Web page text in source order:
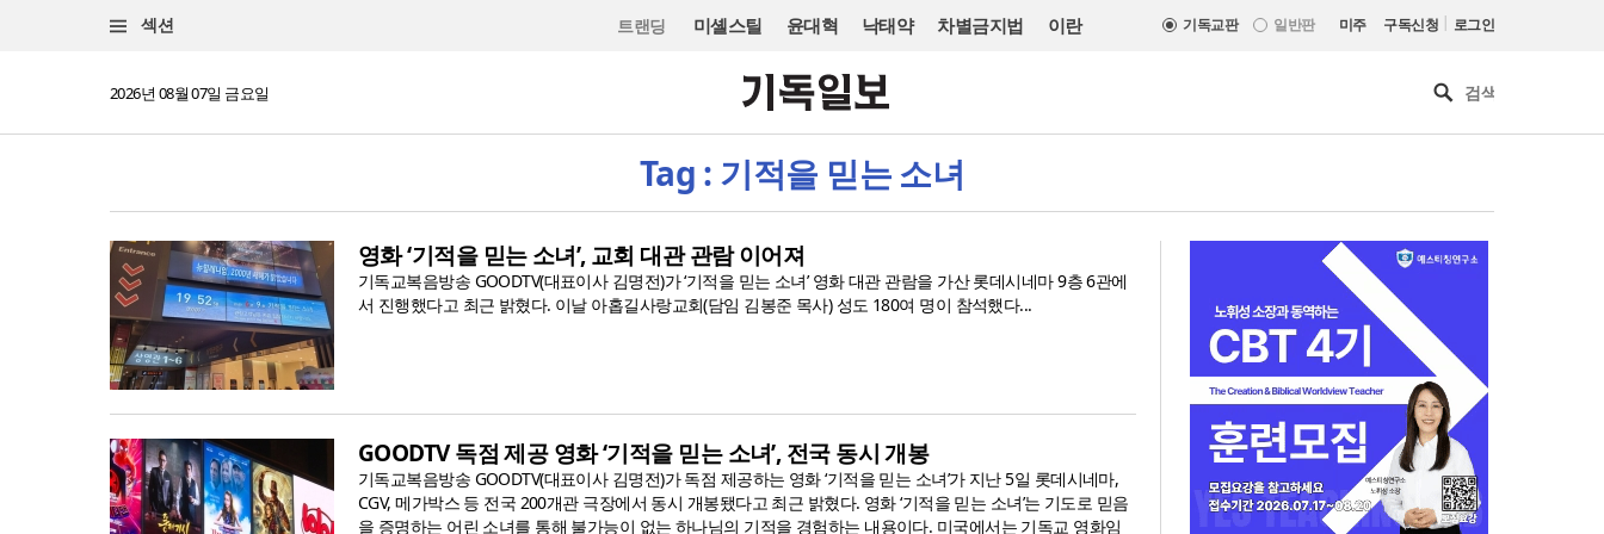
섹션 트랜딩 미셸스틸 윤대혁 낙태약 차별금지법 이란 기독교판 일반판 미주 구독신청 | 로그인
2026년 08월 07일 금요일
Tag : 기적을 믿는 소녀
영화 ‘기적을 믿는 소녀’, 교회 대관 관람 이어져
기독교복음방송 GOODTV(대표이사 김명전)가 ‘기적을 믿는 소녀’ 영화 대관 관람을 가산 롯데시네마 9층 6관에
서 진행했다고 최근 밝혔다. 이날 아홉길사랑교회(담임 김봉준 목사) 성도 180여 명이 참석했다...
GOODTV 독점 제공 영화 ‘기적을 믿는 소녀’, 전국 동시 개봉
기독교복음방송 GOODTV(대표이사 김명전)가 독점 제공하는 영화 ‘기적을 믿는 소녀’가 지난 5일 롯데시네마,
CGV, 메가박스 등 전국 200개관 극장에서 동시 개봉됐다고 최근 밝혔다. 영화 ‘기적을 믿는 소녀’는 기도로 믿음
을 증명하는 어린 소녀를 통해 불가능이 없는 하나님의 기적을 경험하는 내용이다. 미국에서는 기독교 영화임
[최원호 목사의 영혼의 양식 63]